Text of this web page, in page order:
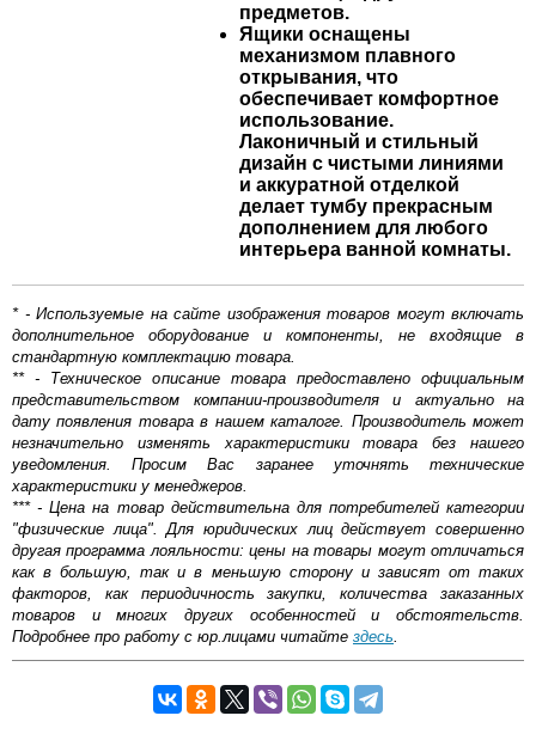
предметов.
Ящики оснащены
механизмом плавного
открывания, что
обеспечивает комфортное
использование.
Лаконичный и стильный
дизайн с чистыми линиями
и аккуратной отделкой
делает тумбу прекрасным
дополнением для любого
интерьера ванной комнаты.
* - Используемые на сайте изображения товаров могут включать
дополнительное оборудование и компоненты, не входящие в
стандартную комплектацию товара.
** - Техническое описание товара предоставлено официальным
представительством компании-производителя и актуально на
дату появления товара в нашем каталоге. Производитель может
незначительно изменять характеристики товара без нашего
уведомления. Просим Вас заранее уточнять технические
характеристики у менеджеров.
*** - Цена на товар действительна для потребителей категории
"физические лица". Для юридических лиц действует совершенно
другая программа лояльности: цены на товары могут отличаться
как в большую, так и в меньшую сторону и зависят от таких
факторов, как периодичность закупки, количества заказанных
товаров и многих других особенностей и обстоятельств.
Подробнее про работу с юр.лицами читайте здесь.